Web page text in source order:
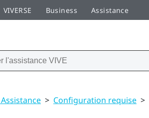
VIVERSE Business Assistance
> Configuration requise >